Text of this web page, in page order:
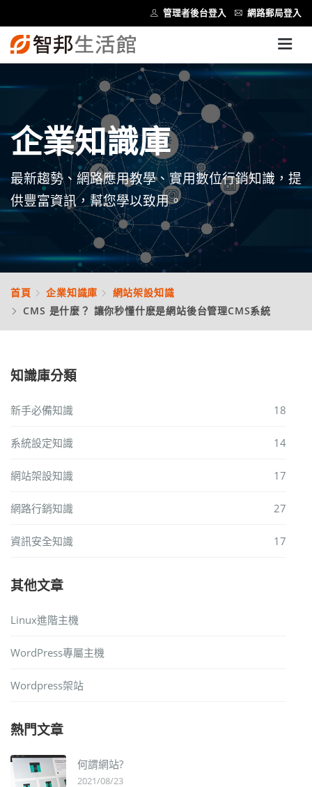
管理者後台登入 網路郵局登入
企業知識庫
最新趨勢、網路應用教學、實用數位行銷知識，提
供豐富資訊，幫您學以致用。
首頁 企業知識庫
網站架設知識
CMS 是什麼？ 讓你秒懂什麽是網站後台管理CMS系統
知識庫分類
新手必備知識 18
系統設定知識 14
網站架設知識 17
網路行銷知識 27
資訊安全知識 17
其他文章
Linux進階主機
WordPress專屬主機
Wordpress架站
熱門文章
何謂網站?
2021/08/23